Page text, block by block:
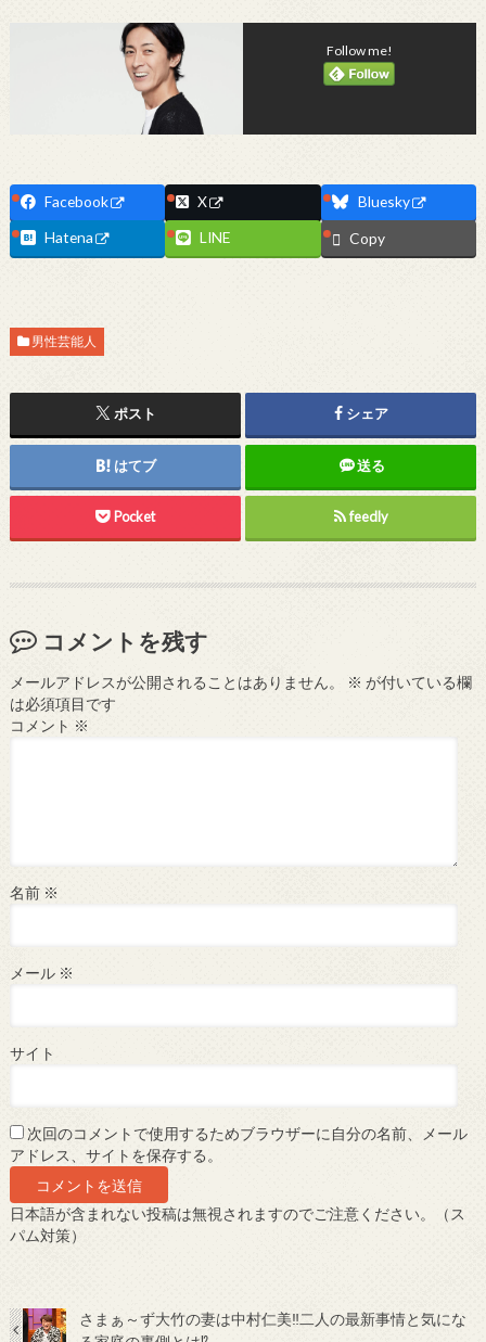
Follow me!
Facebook X
Bluesky
Hatena
LINE Copy
男性芸能人
ポスト シェア
はてブ 送る
Pocket feedly
コメントを残す
メールアドレスが公開されることはありません。 ※ が付いている欄
は必須項目です
コメント ※
名前 ※
メール ※
サイト
次回のコメントで使用するためブラウザーに自分の名前、メール
アドレス、サイトを保存する。
日本語が含まれない投稿は無視されますのでご注意ください。（ス
パム対策）
さまぁ～ず大竹の妻は中村仁美‼二人の最新事情と気にな